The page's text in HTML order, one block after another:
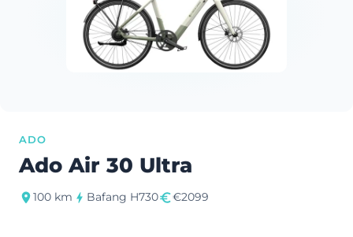
ADO
Ado Air 30 Ultra
100 km Bafang H730 €2099